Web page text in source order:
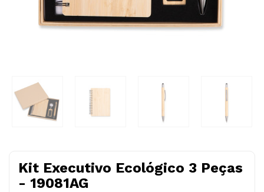
Kit Executivo Ecológico 3 Peças
- 19081AG